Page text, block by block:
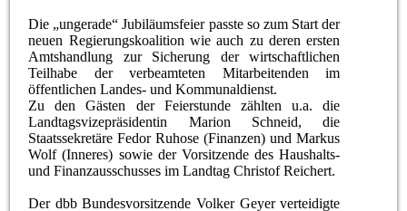
Die „ungerade“ Jubiläumsfeier passte so zum Start der
neuen Regierungskoalition wie auch zu deren ersten
Amtshandlung zur Sicherung der wirtschaftlichen
Teilhabe der verbeamteten Mitarbeitenden im
öffentlichen Landes- und Kommunaldienst.
Zu den Gästen der Feierstunde zählten u.a. die
Landtagsvizepräsidentin Marion Schneid, die
Staatssekretäre Fedor Ruhose (Finanzen) und Markus
Wolf (Inneres) sowie der Vorsitzende des Haushalts-
und Finanzausschusses im Landtag Christof Reichert.
Der dbb Bundesvorsitzende Volker Geyer verteidigte